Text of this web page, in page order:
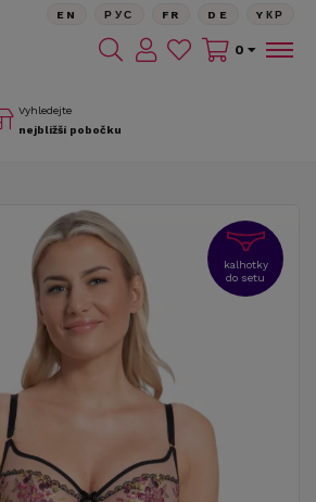
Vyhledejte
nejbližší pobočku
EN РУС FR DE YКР
0
kalhotky
do setu